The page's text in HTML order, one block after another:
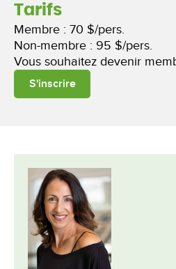
Tarifs
Membre : 70 $/pers.
Non-membre : 95 $/pers.
Vous souhaitez devenir
S'inscrire